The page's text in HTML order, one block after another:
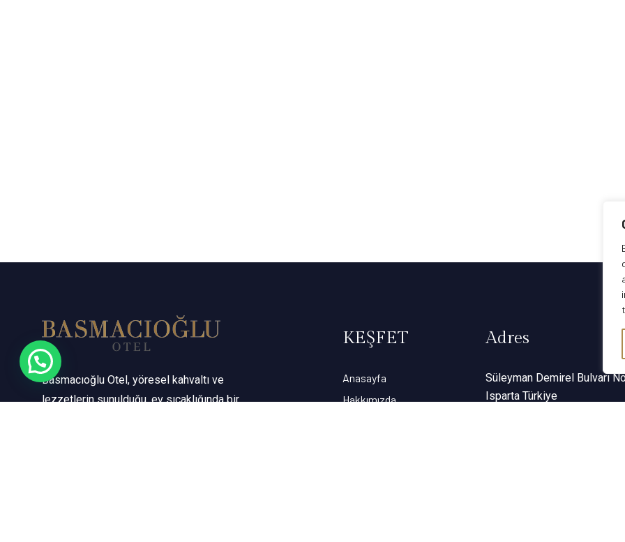
Basmacıoğlu Otel, yöresel kahvaltı ve
lezzetlerin sunulduğu, ev sıcaklığında bir
KEŞFET
Anasayfa
Hakkımızda
Adres
Süleyman Demirel Bulvarı
Isparta Türkiye